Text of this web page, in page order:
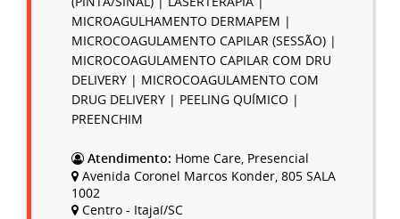
MICROAGULHAMENTO DERMAPEM |
MICROCOAGULAMENTO CAPILAR (SESSÃO) |
MICROCOAGULAMENTO CAPILAR COM DRU
DELIVERY | MICROCOAGULAMENTO COM
DRUG DELIVERY | PEELING QUÍMICO |
PREENCHIM
Atendimento: Home Care, Presencial
Avenida Coronel Marcos Konder, 805 SALA
1002
Centro - Itajaí/SC